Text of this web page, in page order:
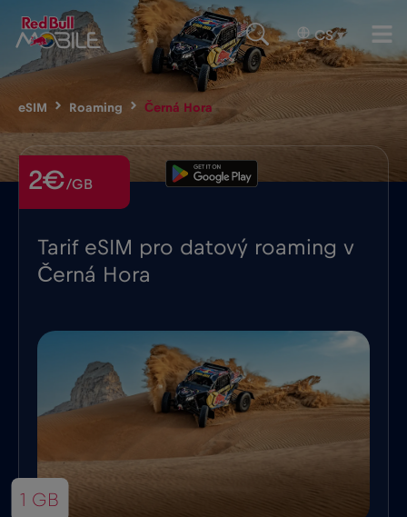
CS ▾
eSIM Roaming Černá Hora
Tarif eSIM pro datový roaming v
Černá Hora
2€/GB
1 GB